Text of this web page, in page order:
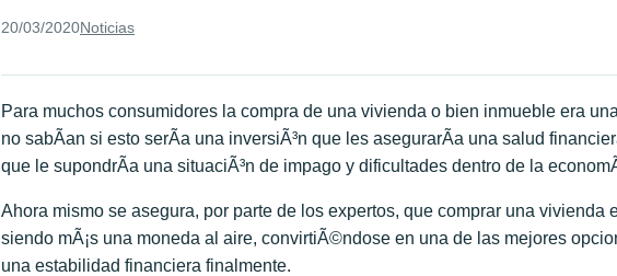
20/03/2020Noticias
Para muchos consumidores la compra de una vivienda o bien inmueble era
no sabÃ­an si esto serÃ­a una inversiÃ³n que les asegurarÃ­a una salud
que le supondrÃ­a una situaciÃ³n de impago y dificultades dentro de la
Ahora mismo se asegura, por parte de los expertos, que comprar una vivienda
siendo mÃ¡s una moneda al aire, convirtiÃ©ndose en una de las mejores
una estabilidad financiera finalmente.